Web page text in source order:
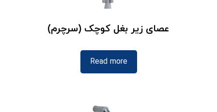
عصای زیر بغل کوچک (سرچرم)
Read more